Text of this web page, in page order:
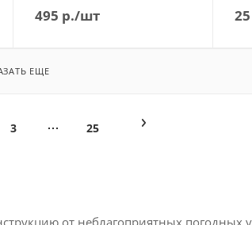
495 р./шт 25
ЕЩЕ
3 25